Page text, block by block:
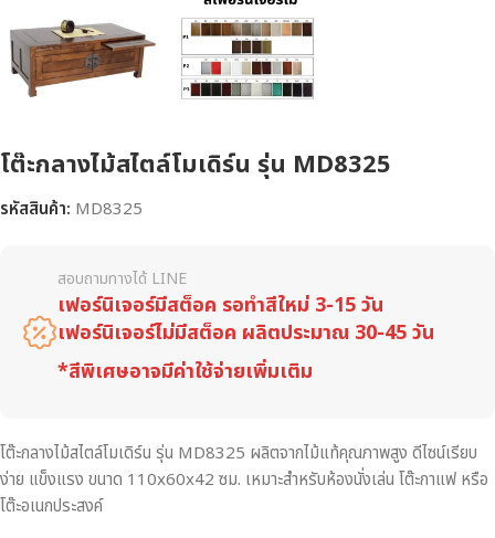
โต๊ะกลางไม้สไตล์โมเดิร์น รุ่น MD8325
รหัสสินค้า: MD8325
สอบถามทางได้ LINE
เฟอร์นิเจอร์มีสต็อค รอทำสีใหม่ 3-15 วัน
เฟอร์นิเจอร์ไม่มีสต็อค ผลิตประมาณ 30-45 วัน
*สีพิเศษอาจมีค่าใช้จ่ายเพิ่มเติม
โต๊ะกลางไม้สไตล์โมเดิร์น รุ่น MD8325 ผลิตจากไม้แท้คุณภาพสูง ดีไซน์เรียบ
ง่าย แข็งแรง ขนาด 110x60x42 ซม. เหมาะสำหรับห้องนั่งเล่น โต๊ะกาแฟ หรือ
โต๊ะอเนกประสงค์